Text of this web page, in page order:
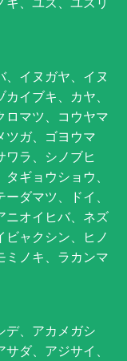
イヌガヤ、イヌ
イブキ、カヤ、
ロマツ、コウヤマ
ツガ、ゴヨウマ
ワラ、シノブヒ
ギョウショウ、
ダマツ、ドイ、
ニオイヒバ、ネズ
ビャクシン、ヒノ
ミノキ、ラカンマ
デ、アカメガシ
ダ、アジサイ、